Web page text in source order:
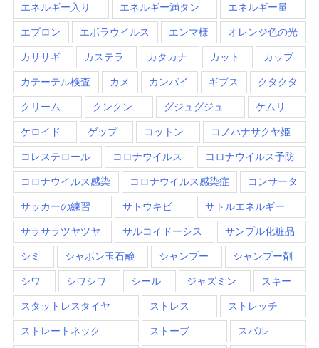
エネルギー入り エネルギー満タン エネルギー量
エプロン エボラウイルス エンマ様 オレンジ色の光
カササギ カステラ カタカナ カット カップ
カテーテル検査 カメ カンパイ ギブス クタクタ
クリーム クンクン グジュグジュ ケムリ
ケロイド ゲップ コットン コノハナサクヤ姫
コレステロール コロナウイルス コロナウイルス予防
コロナウイルス感染 コロナウイルス感染症 コンサータ
サッカーの練習 サトウキビ サトルエネルギー
サラサラツヤツヤ サルコイドーシス サンプル化粧品
シミ シャボン玉石鹸 シャンプー シャンプー剤
シワ シワシワ シール ジャズミン スキー
スタットレスタイヤ ストレス ストレッチ
ストレートネック ストーブ スバル